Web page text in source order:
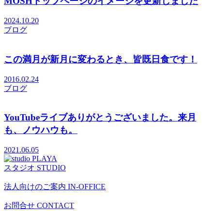
2024.10.20
ブログ
この満月が新月に変わるとき、皆既日食です！
2016.02.24
ブログ
YouTubeライブありがとうございました。来月
も、ノウハウも。
2021.06.05
スタジオ STUDIO
法人向けのご案内 IN-OFFICE
お問合せ CONTACT